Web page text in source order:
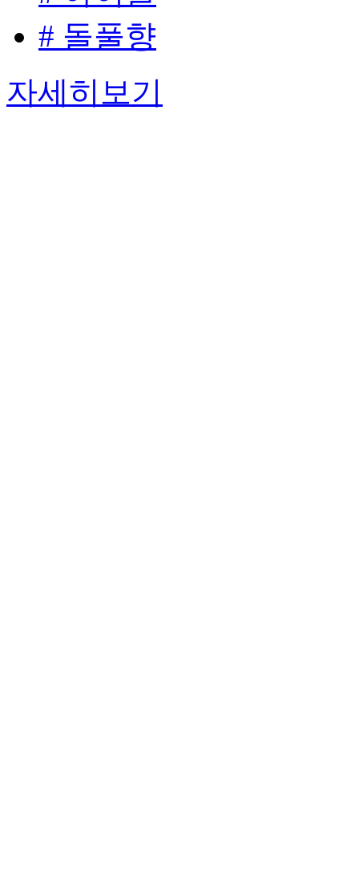
# 돌풀향
자세히보기